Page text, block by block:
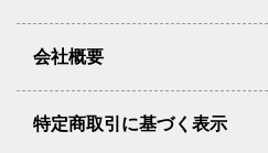
会社概要
特定商取引に基づく表示